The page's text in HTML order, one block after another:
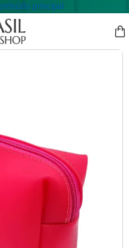
principal